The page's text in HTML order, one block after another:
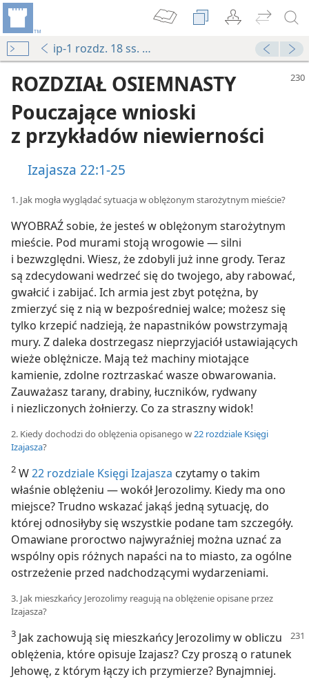
ip-1 rozdz. 18 ss. 230-243
ROZDZIAŁ OSIEMNASTY
Pouczające wnioski
z przykładów niewierności
Izajasza 22:1-25
1. Jak mogła wyglądać sytuacja w oblężonym starożytnym mieście?
WYOBRAŹ sobie, że jesteś w oblężonym starożytnym
mieście. Pod murami stoją wrogowie — silni
i bezwzględni. Wiesz, że zdobyli już inne grody. Teraz
są zdecydowani wedrzeć się do twojego, aby rabować,
gwałcić i zabijać. Ich armia jest zbyt potężna, by
zmierzyć się z nią w bezpośredniej walce; możesz się
tylko krzepić nadzieją, że napastników powstrzymają
mury. Z daleka dostrzegasz nieprzyjaciół ustawiających
wieże oblężnicze. Mają też machiny miotające
kamienie, zdolne roztrzaskać wasze obwarowania.
Zauważasz tarany, drabiny, łuczników, rydwany
i niezliczonych żołnierzy. Co za straszny widok!
2. Kiedy dochodzi do oblężenia opisanego w 22 rozdziale Księgi
Izajasza?
2 W22 rozdziale Księgi Izajasza czytamy o takim
właśnie oblężeniu — wokół Jerozolimy. Kiedy ma ono
miejsce? Trudno wskazać jakąś jedną sytuację, do
której odnosiłyby się wszystkie podane tam szczegóły.
Omawiane proroctwo najwyraźniej można uznać za
wspólny opis różnych napaści na to miasto, za ogólne
ostrzeżenie przed nadchodzącymi wydarzeniami.
3. Jak mieszkańcy Jerozolimy reagują na oblężenie opisane przez
Izajasza?
3 Jak zachowują się mieszkańcy Jerozolimy w obliczu
oblężenia, które opisuje Izajasz? Czy proszą o ratunek
Jehowę, z którym łączy ich przymierze? Bynajmniej.